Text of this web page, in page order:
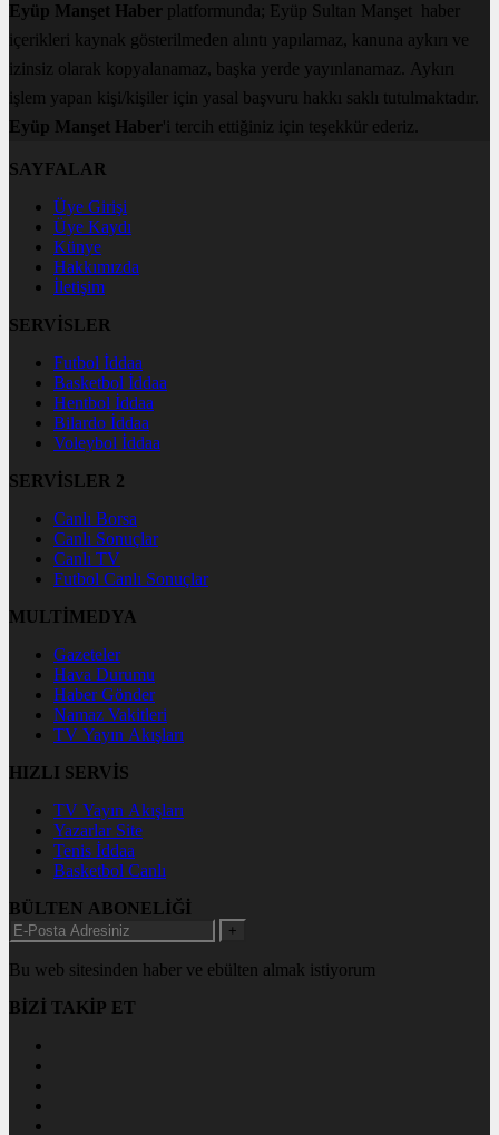
Eyüp Manşet Haber platformunda; Eyüp Sultan Manşet haber
içerikleri kaynak gösterilmeden alıntı yapılamaz, kanuna aykırı ve
izinsiz olarak kopyalanamaz, başka yerde yayınlanamaz. Aykırı
işlem yapan kişi/kişiler için yasal başvuru hakkı saklı tutulmaktadır.
Eyüp Manşet Haber'i tercih ettiğiniz için teşekkür ederiz.
SAYFALAR
Üye Girişi
Üye Kaydı
Künye
Hakkımızda
İletişim
SERVİSLER
Futbol İddaa
Basketbol İddaa
Hentbol İddaa
Bilardo İddaa
Voleybol İddaa
SERVİSLER 2
Canlı Borsa
Canlı Sonuçlar
Canlı TV
Futbol Canlı Sonuçlar
MULTİMEDYA
Gazeteler
Hava Durumu
Haber Gönder
Namaz Vakitleri
TV Yayın Akışları
HIZLI SERVİS
TV Yayın Akışları
Yazarlar Site
Tenis İddaa
Basketbol Canlı
BÜLTEN ABONELİĞİ
+
Bu web sitesinden haber ve ebülten almak istiyorum
BİZİ TAKİP ET